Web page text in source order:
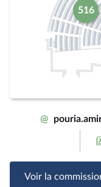
516
@
Voir la